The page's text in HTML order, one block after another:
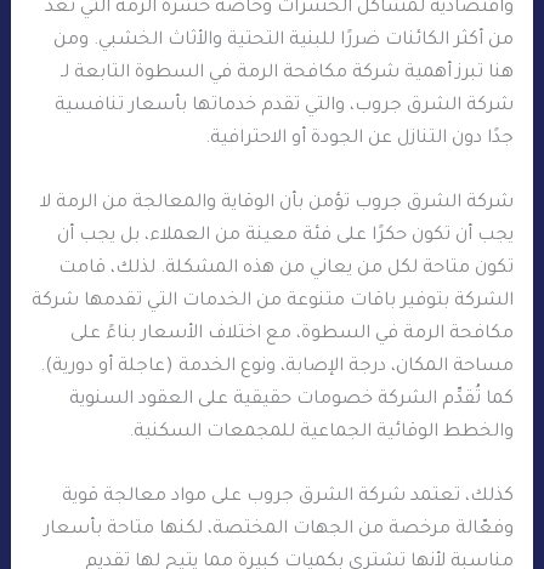
واقتصادية لمشاكل الحشرات وخاصة حشرة الرمة التي تُعد
من أكثر الكائنات ضررًا للبنية التحتية والأثاث الخشبي. ومن
هنا تبرز أهمية شركة مكافحة الرمة في السطوة التابعة لـ
شركة الشرق جروب، والتي تقدم خدماتها بأسعار تنافسية
جدًا دون التنازل عن الجودة أو الاحترافية.
شركة الشرق جروب تؤمن بأن الوقاية والمعالجة من الرمة لا
يجب أن تكون حكرًا على فئة معينة من العملاء، بل يجب أن
تكون متاحة لكل من يعاني من هذه المشكلة. لذلك، قامت
الشركة بتوفير باقات متنوعة من الخدمات التي تقدمها شركة
مكافحة الرمة في السطوة، مع اختلاف الأسعار بناءً على
مساحة المكان، درجة الإصابة، ونوع الخدمة (عاجلة أو دورية).
كما تُقدِّم الشركة خصومات حقيقية على العقود السنوية
والخطط الوقائية الجماعية للمجمعات السكنية.
كذلك، تعتمد شركة الشرق جروب على مواد معالجة قوية
وفعّالة مرخصة من الجهات المختصة، لكنها متاحة بأسعار
مناسبة لأنها تشتري بكميات كبيرة مما يتيح لها تقديم